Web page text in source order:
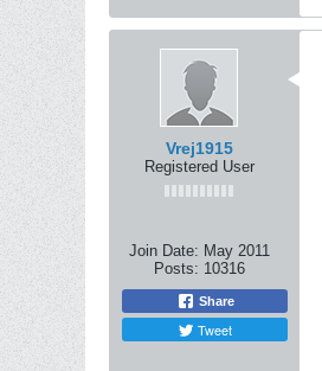
Vrej1915
Registered User
Join Date: May 2011
Posts: 10316
Share
Tweet